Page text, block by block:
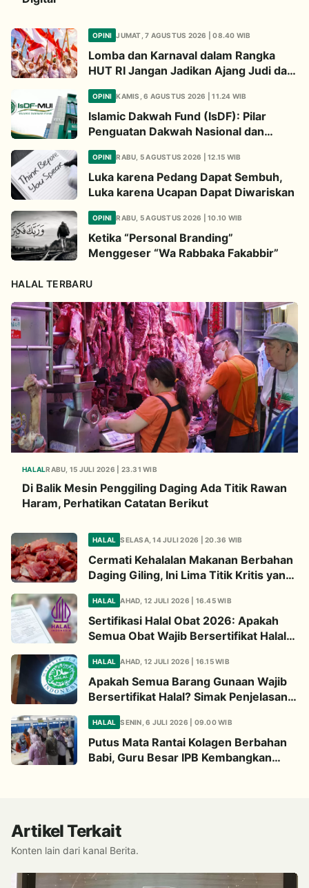
OPINI JUMAT, 7 AGUSTUS 2026 | 08.40 WIB
Lomba dan Karnaval dalam Rangka
HUT RI Jangan Jadikan Ajang Judi dan
OPINI KAMIS, 6 AGUSTUS 2026 | 11.24 WIB
Islamic Dakwah Fund (IsDF): Pilar
Penguatan Dakwah Nasional dan
OPINI RABU, 5 AGUSTUS 2026 | 12.15 WIB
Luka karena Pedang Dapat Sembuh,
Luka karena Ucapan Dapat Diwariskan
OPINI RABU, 5 AGUSTUS 2026 | 10.10 WIB
Ketika “Personal Branding”
Menggeser “Wa Rabbaka Fakabbir”
HALAL TERBARU
HALALRABU, 15 JULI 2026 | 23.31 WIB
Di Balik Mesin Penggiling Daging Ada Titik Rawan
Haram, Perhatikan Catatan Berikut
HALAL SELASA, 14 JULI 2026 | 20.36 WIB
Cermati Kehalalan Makanan Berbahan
Daging Giling, Ini Lima Titik Kritis yang
Wajib Diperhatikan
HALAL AHAD, 12 JULI 2026 | 16.45 WIB
Sertifikasi Halal Obat 2026: Apakah
Semua Obat Wajib Bersertifikat Halal?
Begini Penjelasannya
HALAL AHAD, 12 JULI 2026 | 16.15 WIB
Apakah Semua Barang Gunaan Wajib
Bersertifikat Halal? Simak Penjelasan
Ini
HALAL SENIN, 6 JULI 2026 | 09.00 WIB
Putus Mata Rantai Kolagen Berbahan
Babi, Guru Besar IPB Kembangkan
Artikel Terkait
Konten lain dari kanal Berita.